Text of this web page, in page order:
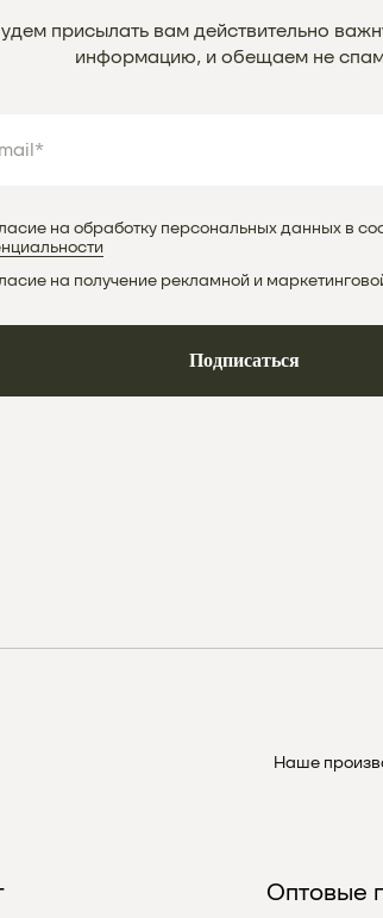
присылать вам действительно
информацию, и обещаем не
на обработку персональных данных в
на получение рекламной и
Подписаться
Наше
Оптовые